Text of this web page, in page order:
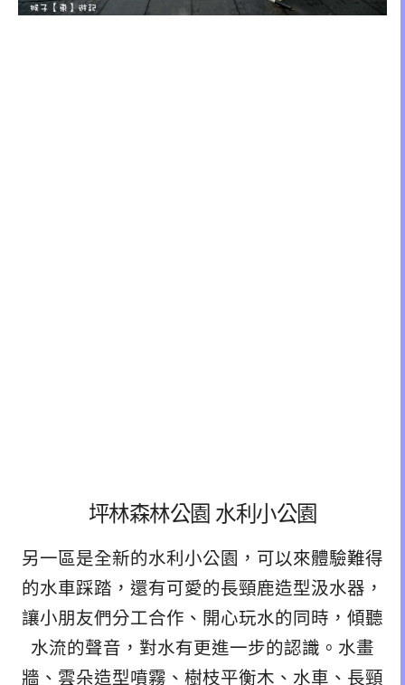
坪林森林公園 水利小公園
另一區是全新的水利小公園，可以來體驗難得
的水車踩踏，還有可愛的長頸鹿造型汲水器，
讓小朋友們分工合作、開心玩水的同時，傾聽
水流的聲音，對水有更進一步的認識。水畫
牆、雲朵造型噴霧、樹枝平衡木、水車、長頸